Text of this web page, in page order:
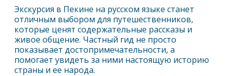
Экскурсия в Пекине на русском языке станет
отличным выбором для путешественников,
которые ценят содержательные рассказы и
живое общение. Частный гид не просто
показывает достопримечательности, а
помогает увидеть за ними настоящую историю
страны и ее народа.